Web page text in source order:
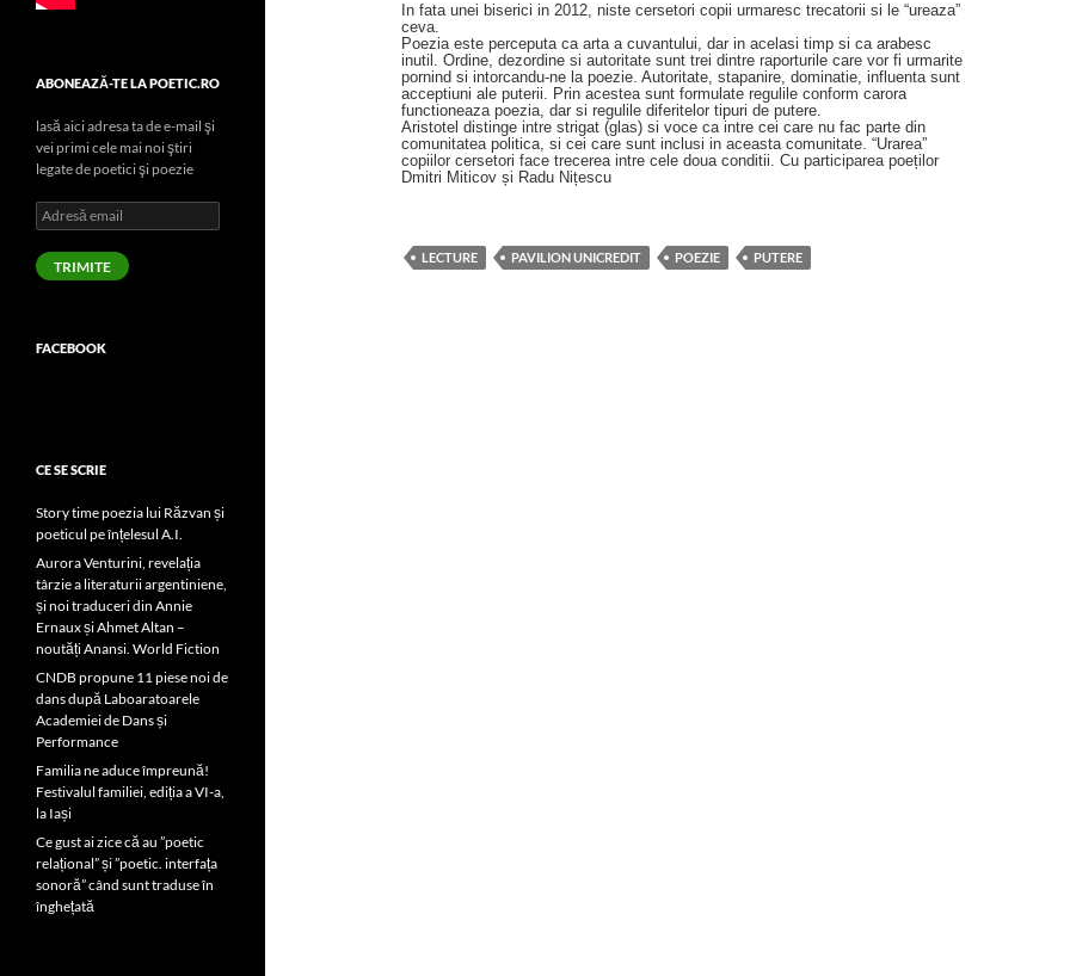
In fata unei biserici in 2012, niste cersetori copii urmaresc trecatorii si le “ureaza”
ceva.
Poezia este perceputa ca arta a cuvantului, dar in acelasi timp si ca arabesc
inutil. Ordine, dezordine si autoritate sunt trei dintre raporturile care vor fi urmarite
pornind si intorcandu-ne la poezie. Autoritate, stapanire, dominatie, influenta sunt
acceptiuni ale puterii. Prin acestea sunt formulate regulile conform carora
functioneaza poezia, dar si regulile diferitelor tipuri de putere.
Aristotel distinge intre strigat (glas) si voce ca intre cei care nu fac parte din
comunitatea politica, si cei care sunt inclusi in aceasta comunitate. “Urarea”
copiilor cersetori face trecerea intre cele doua conditii. Cu participarea poeților
Dmitri Miticov și Radu Nițescu
LECTURE PAVILION UNICREDIT POEZIE PUTERE
ABONEAZĂ-TE LA POETIC.RO
lasă aici adresa ta de e-mail şi
vei primi cele mai noi ştiri
legate de poetici şi poezie
Adresă
email
TRIMITE
FACEBOOK
CE SE SCRIE
Story time poezia lui Răzvan și
poeticul pe înțelesul A.I.
Aurora Venturini, revelația
târzie a literaturii argentiniene,
și noi traduceri din Annie
Ernaux și Ahmet Altan –
noutăți Anansi. World Fiction
CNDB propune 11 piese noi de
dans după Laboaratoarele
Academiei de Dans și
Performance
Familia ne aduce împreună!
Festivalul familiei, ediția a VI-a,
la Iași
Ce gust ai zice că au ”poetic
relațional” și ”poetic. interfața
sonoră” când sunt traduse în
înghețată